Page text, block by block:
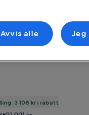
3 108 kr i rabatt
Avvis alle Jeg